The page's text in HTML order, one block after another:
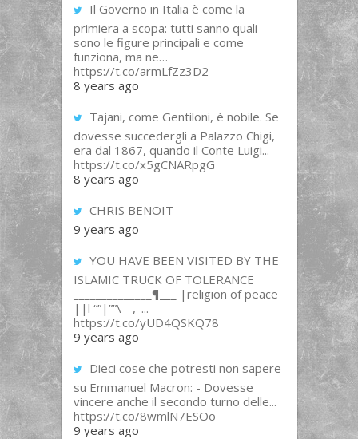
Il Governo in Italia è come la
primiera a scopa: tutti sanno quali
sono le figure principali e come
funziona, ma ne…
https://t.co/armLfZz3D2
8 years ago
Tajani, come Gentiloni, è nobile. Se
dovesse succedergli a Palazzo Chigi,
era dal 1867, quando il Conte Luigi...
https://t.co/x5gCNARpgG
8 years ago
CHRIS BENOIT
9 years ago
YOU HAVE BEEN VISITED BY THE
ISLAMIC TRUCK OF TOLERANCE
______________¶___ |religion of peace
||l “”|””\__,_...
https://t.co/yUD4QSKQ78
9 years ago
Dieci cose che potresti non sapere
su Emmanuel Macron: - Dovesse
vincere anche il secondo turno delle...
https://t.co/8wmlN7ESOo
9 years ago